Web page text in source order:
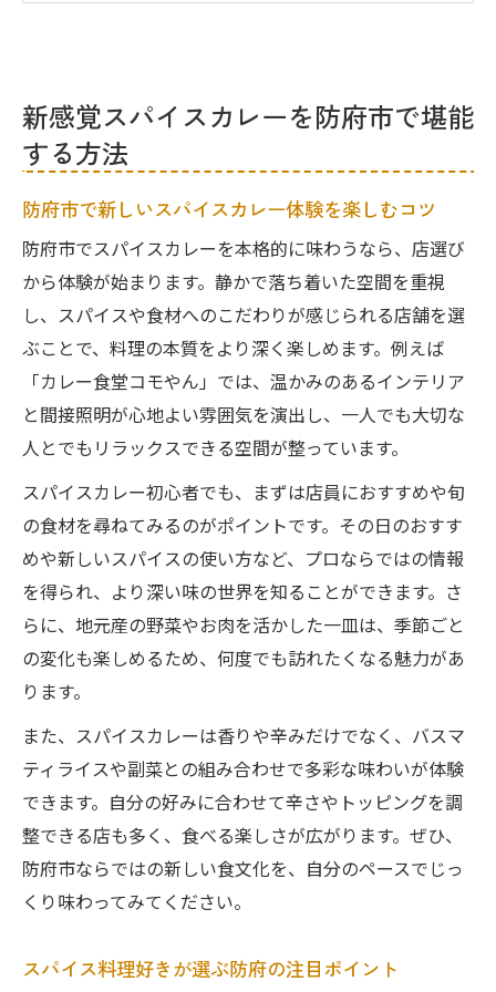
カレー
静かな店で味わうモダンインディアンキュ
イジーヌ
地元食材が光る防府市のスパイス料理体験
地元野菜とスパイスが織りなす特別なカレ
ー
防府市ならではの旬食材とスパイス料理の
魅力
スパイスカレーが健康と美味しさを両立さ
せる理由
アレルギー対応やビーガンにも配慮した工
夫
バスマティライスと地元食材の絶妙なバラ
ンス
静かな雰囲気で味わう健康志向のスパイスカレ
ー
レー
健康志向に寄り添うこだわりスパイス料理
の提案
グルテンフリーやアレルギー配慮で安心の
食事
静かな空間が引き立てるスパイスの香りと
心身を癒すアーユルヴェーダ発想のカレー
新感覚スパイスカレーを防府市で堪能
する方法
防府市で新しいスパイスカレー体験を楽しむコツ
防府市でスパイスカレーを本格的に味わうなら、店選び
から体験が始まります。静かで落ち着いた空間を重視
し、スパイスや食材へのこだわりが感じられる店舗を選
ぶことで、料理の本質をより深く楽しめます。例えば
「カレー食堂コモやん」では、温かみのあるインテリア
と間接照明が心地よい雰囲気を演出し、一人でも大切な
人とでもリラックスできる空間が整っています。
スパイスカレー初心者でも、まずは店員におすすめや旬
の食材を尋ねてみるのがポイントです。その日のおすす
めや新しいスパイスの使い方など、プロならではの情報
を得られ、より深い味の世界を知ることができます。さ
らに、地元産の野菜やお肉を活かした一皿は、季節ごと
の変化も楽しめるため、何度でも訪れたくなる魅力があ
ります。
また、スパイスカレーは香りや辛みだけでなく、バスマ
ティライスや副菜との組み合わせで多彩な味わいが体験
できます。自分の好みに合わせて辛さやトッピングを調
整できる店も多く、食べる楽しさが広がります。ぜひ、
防府市ならではの新しい食文化を、自分のペースでじっ
くり味わってみてください。
スパイス料理好きが選ぶ防府の注目ポイント